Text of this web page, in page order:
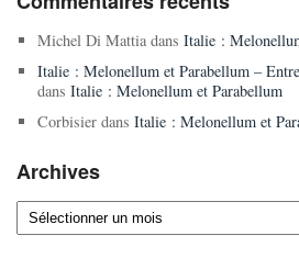
Michel Di Mattiadans Italie :
Italie : Melonellum et Parabellum –
dans Italie : Melonellum et Parabellum
Corbisierdans Italie : Melonellum et
Archives
Archives